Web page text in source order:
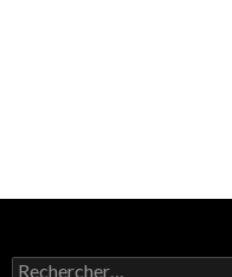
Rechercher :